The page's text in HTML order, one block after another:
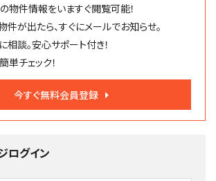
物件情報をいますぐ閲覧可能！
件が出たら、すぐにメールでお知らせ。
相談。安心サポート付き！
チェック！
今すぐ無料会員登録
ログイン